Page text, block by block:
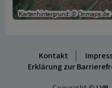
Kontakt
Erklärung zur